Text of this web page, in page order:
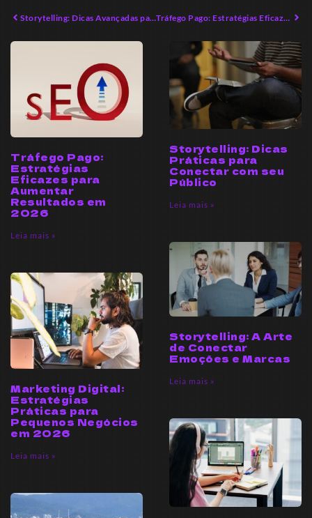
Storytelling: Dicas Avançadas para Conectar Emoções Tráfego Pago: Estratégias Eficazes para Aumentar Sua Visibilidade
Tráfego Pago:
Estratégias
Eficazes para
Aumentar
Resultados em
2026
Leia mais »
Storytelling: Dicas
Práticas para
Conectar com seu
Público
Leia mais »
Marketing Digital:
Estratégias
Práticas para
Pequenos Negócios
em 2026
Leia mais »
Storytelling: A Arte
de Conectar
Emoções e Marcas
Leia mais »